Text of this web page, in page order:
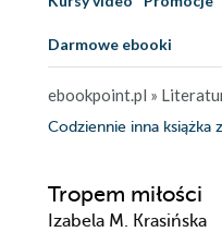
Darmowe ebooki
ebookpoint.pl »
Codziennie inna książka
Tropem miłości
Izabela M. Krasińska